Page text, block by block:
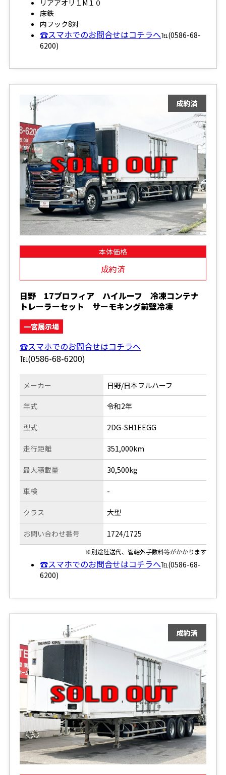
リアアオリ１M１０
床鉄
内フック8対
☎スマホでのお問合せはコチラへ℡(0586-68-
6200)
本体価格
成約済
日野 17プロフィア ハイルーフ 冷凍コンテナ
トレーラーセット サーモキング前壁冷凍
一宮展示場
☎スマホでのお問合せはコチラへ
℡(0586-68-6200)
メーカー
年式
型式
走行距離
日野/日本フルハーフ
令和2年
2DG-SH1EEGG
351,000km
最大積載量
車検
クラス
お問い合わせ番号
30,500kg
-
大型
1724/1725
※別途陸送代、管轄外手数料等がかかります
☎スマホでのお問合せはコチラへ℡(0586-68-
6200)